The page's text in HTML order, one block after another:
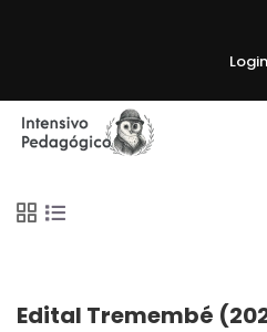
Login
Edital Tremembé